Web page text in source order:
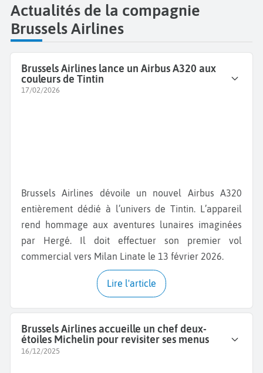
Actualités de la compagnie
Brussels Airlines
Brussels Airlines lance un Airbus A320 aux
couleurs de Tintin
17/02/2026
Brussels Airlines dévoile un nouvel Airbus A320
entièrement dédié à l’univers de Tintin. L’appareil
rend hommage aux aventures lunaires imaginées
par Hergé. Il doit effectuer son premier vol
commercial vers Milan Linate le 13 février 2026.
Lire l'article
Brussels Airlines accueille un chef deux-
étoiles Michelin pour revisiter ses menus
16/12/2025